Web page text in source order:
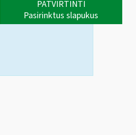
PATVIRTINTI
Pasirinktus slapukus